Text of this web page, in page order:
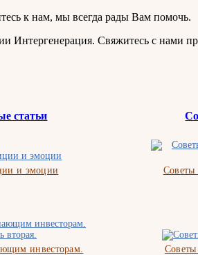
к нам, мы всегда рады Вам помочь.
Интергенерация. Свяжитесь с нами
статьи
и эмоции Советы
инвесторам.